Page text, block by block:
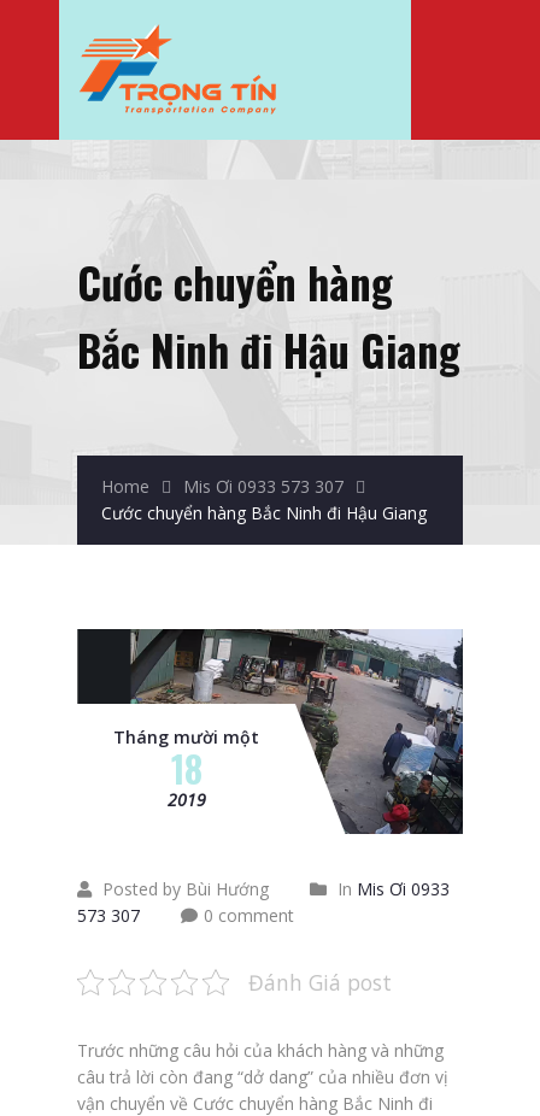
Cước chuyển hàng
Bắc Ninh đi Hậu Giang
Home
Mis Ơi 0933 573 307
Cước chuyển hàng Bắc Ninh đi Hậu Giang
Tháng mười một
18
2019
Posted by Bùi Hướng In Mis Ơi 0933
573 307
0 comment
Đánh Giá post
Trước những câu hỏi của khách hàng và những
câu trả lời còn đang “dở dang” của nhiều đơn vị
vận chuyển về Cước chuyển hàng Bắc Ninh đi